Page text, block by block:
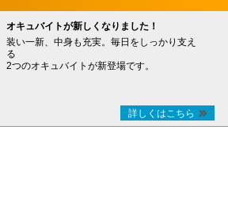
オキュバイトが新しくなりました！
装い一新、中身も充実。毎日をしっかり支え
る
2つのオキュバイトが新登場です。
詳しくはこちら